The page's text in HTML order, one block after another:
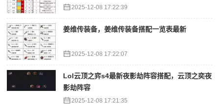
2025-12-08 17:22:39
姜维传装备，姜维传装备搭配一览表最新
2025-12-08 17:22:07
Lol云顶之弈s4最新夜影劫阵容搭配，云顶之奕夜
影劫阵容
2025-12-08 17:21:35